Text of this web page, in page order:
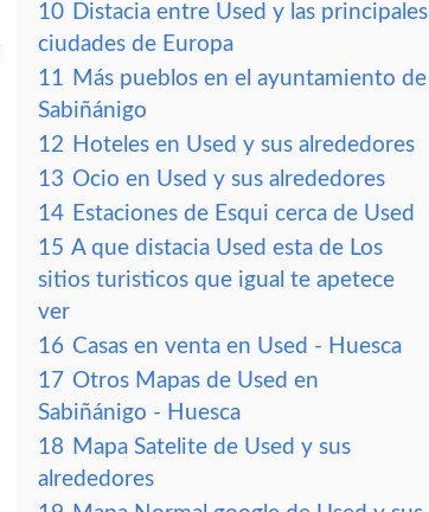
10 Distacia entre Used y las principales
ciudades de Europa
11 Más pueblos en el ayuntamiento de
Sabiñánigo
12 Hoteles en Used y sus alrededores
13 Ocio en Used y sus alrededores
14 Estaciones de Esqui cerca de Used
15 A que distacia Used esta de Los
sitios turisticos que igual te apetece
ver
16 Casas en venta en Used - Huesca
17 Otros Mapas de Used en
Sabiñánigo - Huesca
18 Mapa Satelite de Used y sus
alrededores